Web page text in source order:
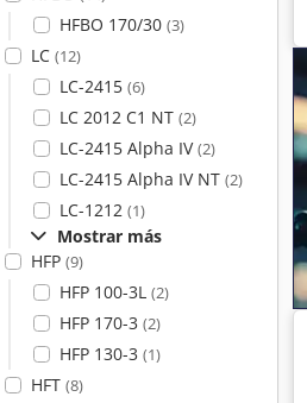
HFBO 170/30 (3)
LC (12)
LC-2415 (6)
LC 2012 C1 NT (2)
LC-2415 Alpha IV(2)
LC-2415 Alpha IV NT (2)
LC-1212 (1)
Mostrar más
HFP (9)
HFP 100-3L (2)
HFP 170-3 (2)
HFP 130-3 (1)
HFT (8)